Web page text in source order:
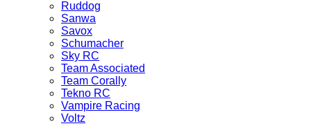
Ruddog
Sanwa
Savox
Schumacher
Sky RC
Team Associated
Team Corally
Tekno RC
Vampire Racing
Voltz